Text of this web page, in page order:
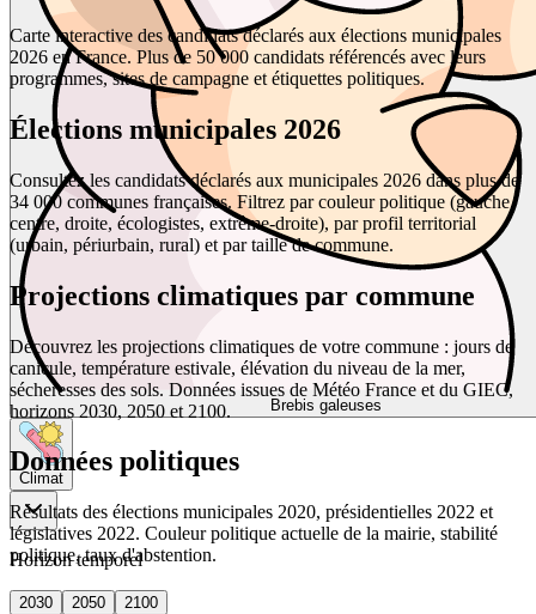
Brebis galeuses
Climat
Horizon temporel
2030 2050
2100
Carte interactive des candidats déclarés aux élections municipales
2026 en France. Plus de 50 000 candidats référencés avec leurs
programmes, sites de campagne et étiquettes politiques.
Élections municipales 2026
Consultez les candidats déclarés aux municipales 2026 dans plus de
34 000 communes françaises. Filtrez par couleur politique (gauche,
centre, droite, écologistes, extrême-droite), par profil territorial
(urbain, périurbain, rural) et par taille de commune.
Projections climatiques par commune
Découvrez les projections climatiques de votre commune : jours de
canicule, température estivale, élévation du niveau de la mer,
sécheresses des sols. Données issues de Météo France et du GIEC,
horizons 2030, 2050 et 2100.
Données politiques
Résultats des élections municipales 2020, présidentielles 2022 et
législatives 2022. Couleur politique actuelle de la mairie, stabilité
politique, taux d'abstention.